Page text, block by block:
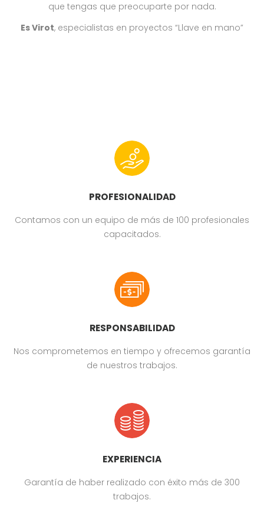
que tengas que preocuparte por nada.
Es Virot, especialistas en proyectos “Llave en mano”
PROFESIONALIDAD
Contamos con un equipo de más de 100 profesionales
capacitados.
RESPONSABILIDAD
Nos comprometemos en tiempo y ofrecemos garantía
de nuestros trabajos.
EXPERIENCIA
Garantía de haber realizado con éxito más de 300
trabajos.